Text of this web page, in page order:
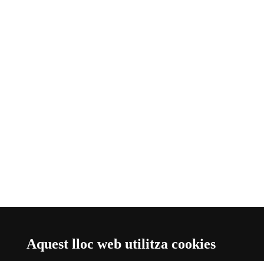
Aquest lloc web utilitza cookies